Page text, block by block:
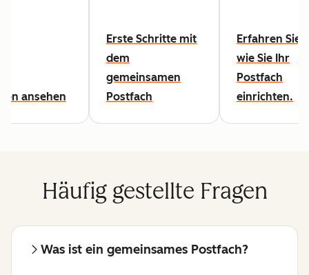
ansehen
Erste Schritte mit
dem
gemeinsamen
Postfach
Erfahren Sie
wie Sie Ihr
Postfach
einrichten.
Häufig gestellte Fragen
Was ist ein gemeinsames Postfach?